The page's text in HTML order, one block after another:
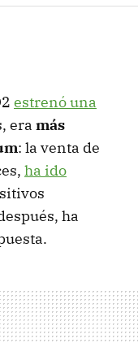
estrenó una
era más
: la venta de
ha ido
ha